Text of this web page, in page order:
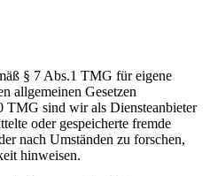
§ 7 Abs.1 TMG für eigene
allgemeinen Gesetzen
TMG sind wir als Diensteanbieter
oder gespeicherte fremde
nach Umständen zu forschen,
hinweisen.